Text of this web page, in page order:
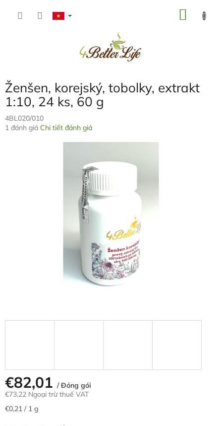
GIỎ
Ženšen, korejský, tobolky, extrakt
1:10, 24 ks, 60 g
4BL020/010
Đánh
1 đánh giá Chi tiết đánh giá
€82,01 / Đóng gói
€73,22 Ngoại trừ thuế VAT
Giá
€0,21 / 1 g